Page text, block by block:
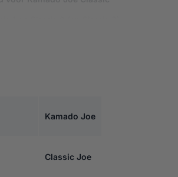
voor betere luchtstroom
1 en 2 modellen zijn ooit verkocht met
is zwaarder en stijver dan de
JOE CLASSIC 1 & 2 UPGRADE PACK
Kamado Joe
Classic Joe